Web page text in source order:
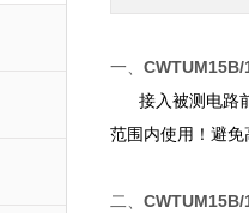
一、CWTUM15B/
接入被测电路前
范围内使用！避
二、CWTUM15B/